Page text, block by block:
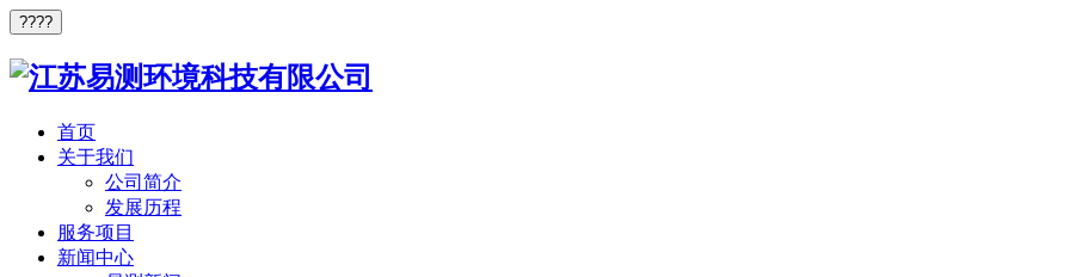
????
首页
关于我们
公司简介
发展历程
服务项目
新闻中心